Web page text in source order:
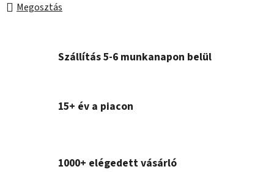
Megosztás
Szállítás 5-6 munkanapon belül
15+ év a piacon
1000+ elégedett vásárló